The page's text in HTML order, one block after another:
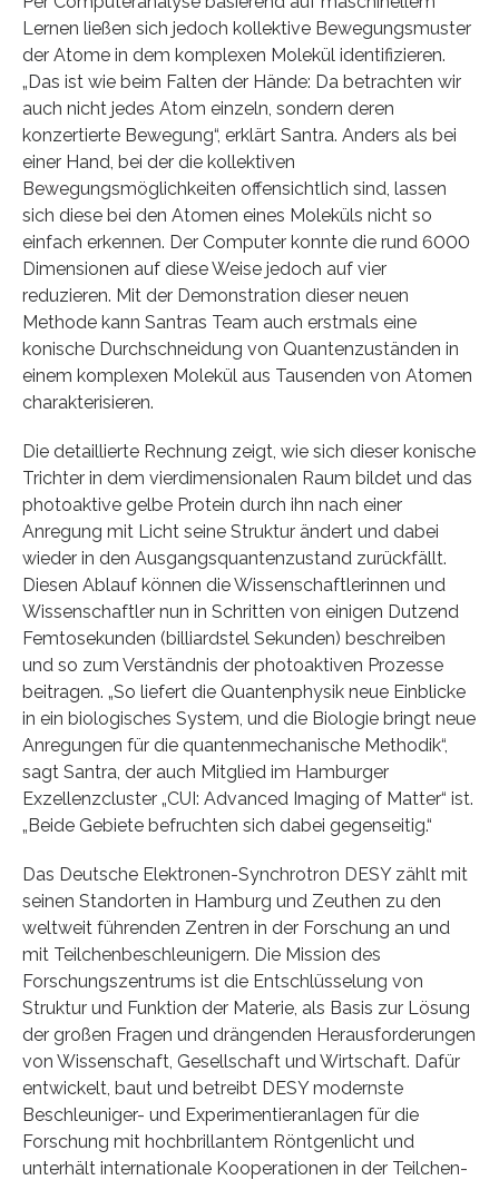
Lernen ließen sich jedoch kollektive Bewegungsmuster
der Atome in dem komplexen Molekül identifizieren.
„Das ist wie beim Falten der Hände: Da betrachten wir
auch nicht jedes Atom einzeln, sondern deren
konzertierte Bewegung“, erklärt Santra. Anders als bei
einer Hand, bei der die kollektiven
Bewegungsmöglichkeiten offensichtlich sind, lassen
sich diese bei den Atomen eines Moleküls nicht so
einfach erkennen. Der Computer konnte die rund 6000
Dimensionen auf diese Weise jedoch auf vier
reduzieren. Mit der Demonstration dieser neuen
Methode kann Santras Team auch erstmals eine
konische Durchschneidung von Quantenzuständen in
einem komplexen Molekül aus Tausenden von Atomen
charakterisieren.
Die detaillierte Rechnung zeigt, wie sich dieser konische
Trichter in dem vierdimensionalen Raum bildet und das
photoaktive gelbe Protein durch ihn nach einer
Anregung mit Licht seine Struktur ändert und dabei
wieder in den Ausgangsquantenzustand zurückfällt.
Diesen Ablauf können die Wissenschaftlerinnen und
Wissenschaftler nun in Schritten von einigen Dutzend
Femtosekunden (billiardstel Sekunden) beschreiben
und so zum Verständnis der photoaktiven Prozesse
beitragen. „So liefert die Quantenphysik neue Einblicke
in ein biologisches System, und die Biologie bringt neue
Anregungen für die quantenmechanische Methodik“,
sagt Santra, der auch Mitglied im Hamburger
Exzellenzcluster „CUI: Advanced Imaging of Matter“ ist.
„Beide Gebiete befruchten sich dabei gegenseitig.“
Das Deutsche Elektronen-Synchrotron DESY zählt mit
seinen Standorten in Hamburg und Zeuthen zu den
weltweit führenden Zentren in der Forschung an und
mit Teilchenbeschleunigern. Die Mission des
Forschungszentrums ist die Entschlüsselung von
Struktur und Funktion der Materie, als Basis zur Lösung
der großen Fragen und drängenden Herausforderungen
von Wissenschaft, Gesellschaft und Wirtschaft. Dafür
entwickelt, baut und betreibt DESY modernste
Beschleuniger- und Experimentieranlagen für die
Forschung mit hochbrillantem Röntgenlicht und
unterhält internationale Kooperationen in der Teilchen-